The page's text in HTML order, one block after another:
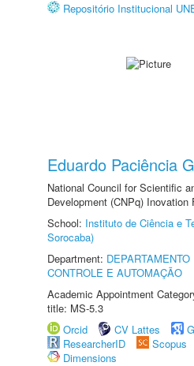
Repositório Institucional
Eduardo Paciência
National Council for Scientific
Development (CNPq) Inovation
School: Instituto de Ciência e
Sorocaba)
Department:
CONTROLE E AUTOMAÇÃO
Academic Appointment
title: MS-5.3
Orcid
CV Lattes
ResearcherID
Scopus
Dimensions